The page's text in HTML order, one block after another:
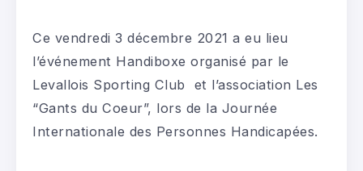
Ce vendredi 3 décembre 2021 a eu lieu
l’événement Handiboxe organisé par le
Levallois Sporting Club et l’association Les
“Gants du Coeur”, lors de la Journée
Internationale des Personnes Handicapées.